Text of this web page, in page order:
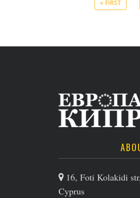
« FIRST
16, Foti Kolakidi
Cyprus